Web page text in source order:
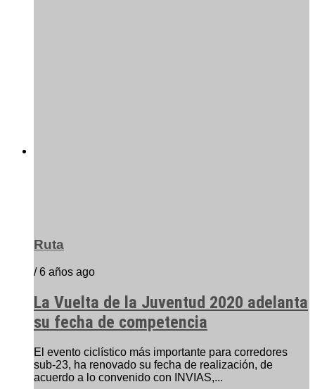
Ruta
/ 6 años ago
La Vuelta de la Juventud 2020 adelanta
su fecha de competencia
El evento ciclístico más importante para corredores
sub-23, ha renovado su fecha de realización, de
acuerdo a lo convenido con INVIAS,...